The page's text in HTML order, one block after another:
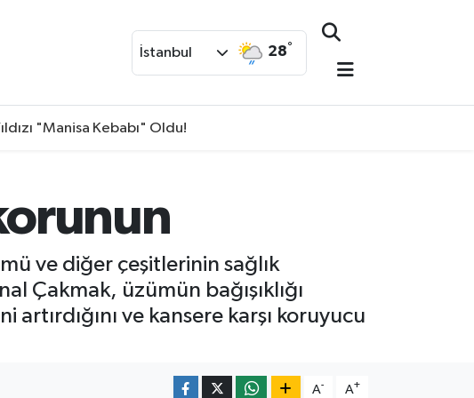
İstanbul 28°
"Manisa Kebabı" Oldu!
ve diğer çeşitlerinin sağlık
Çakmak, üzümün bağışıklığı
ve kansere karşı koruyucu
A- A+